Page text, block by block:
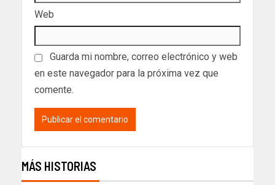
Web
Guarda mi nombre, correo electrónico y web
en este navegador para la próxima vez que
comente.
MÁS HISTORIAS